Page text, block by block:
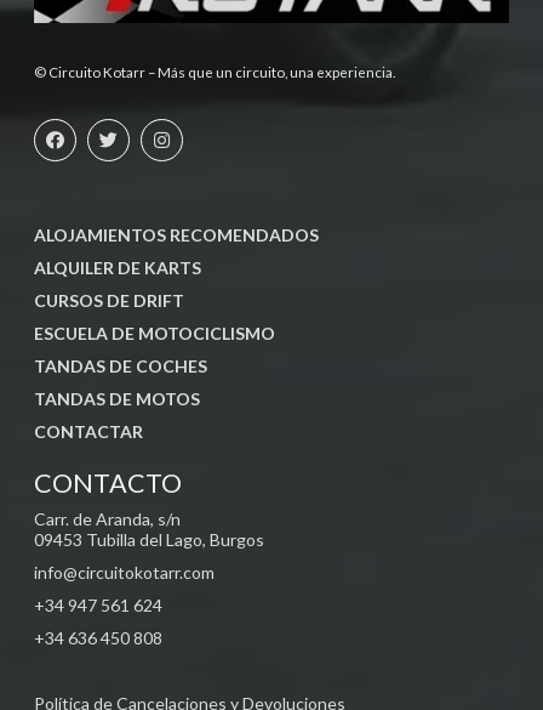
© Circuito Kotarr – Más que un circuito, una experiencia.
ALOJAMIENTOS RECOMENDADOS
ALQUILER DE KARTS
CURSOS DE DRIFT
ESCUELA DE MOTOCICLISMO
TANDAS DE COCHES
TANDAS DE MOTOS
CONTACTAR
CONTACTO
Carr. de Aranda, s/n
09453 Tubilla del Lago, Burgos
info@circuitokotarr.com
+34 947 561 624
+34 636 450 808
Política de Cancelaciones y Devoluciones